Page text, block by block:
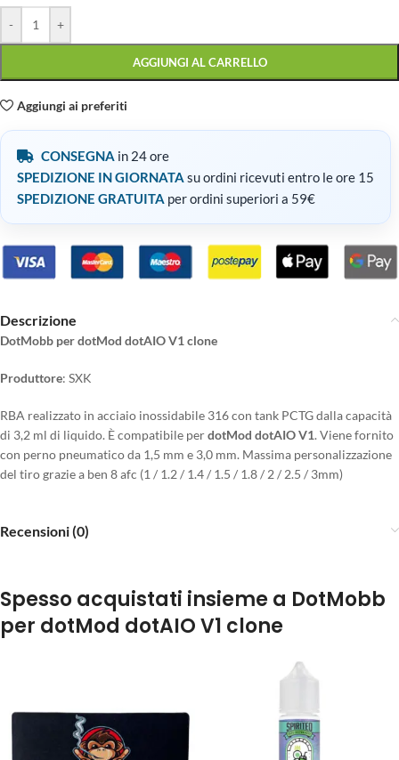
- +
AGGIUNGI AL CARRELLO
Aggiungi ai preferiti
CONSEGNA in 24 ore
SPEDIZIONE IN GIORNATA su ordini ricevuti entro le ore 15
SPEDIZIONE GRATUITA per ordini superiori a 59€
Descrizione
DotMobb per dotMod dotAIO V1 clone
Produttore: SXK
RBA realizzato in acciaio inossidabile 316 con tank PCTG dalla capacità
di 3,2 ml di liquido. È compatibile perdotMod dotAIO V1. Viene fornito
con perno pneumatico da 1,5 mm e 3,0 mm. Massima personalizzazione
del tiro grazie a ben 8 afc (1 / 1.2 / 1.4 / 1.5 / 1.8 / 2 / 2.5 / 3mm)
Recensioni (0)
Spesso acquistati insieme a DotMobb
per dotMod dotAIO V1 clone